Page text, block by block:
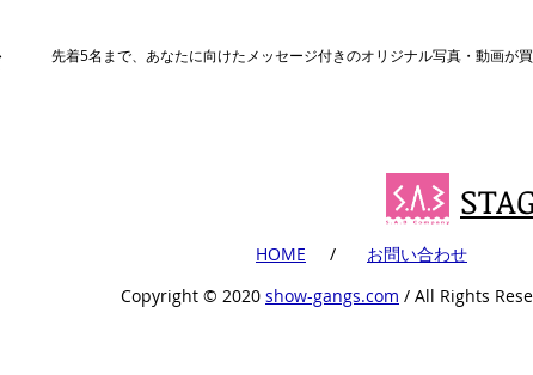
先着5名まで、あなたに向けたメッセージ付きのオリジナル写真・動画が買
​HOME ​ /
​お問い合わせ
Copyright ©︎ 2020 show-gangs.com / All Rights